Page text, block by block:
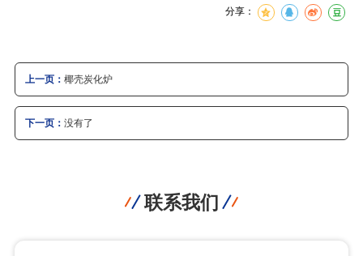
分享：
上一页： 椰壳炭化炉
下一页： 没有了
联系我们